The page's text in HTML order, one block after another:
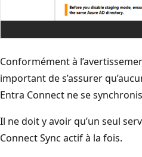
Conformément à
important de s’assurer
Entra Connect ne se
Il ne doit y avoir qu’un seul
Connect Sync actif à la fois.